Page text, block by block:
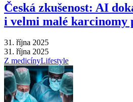
Česká zkušenost: AI
i velmi malé karcinomy
31. října 2025
31. října 2025
Z medicínyLifestyle